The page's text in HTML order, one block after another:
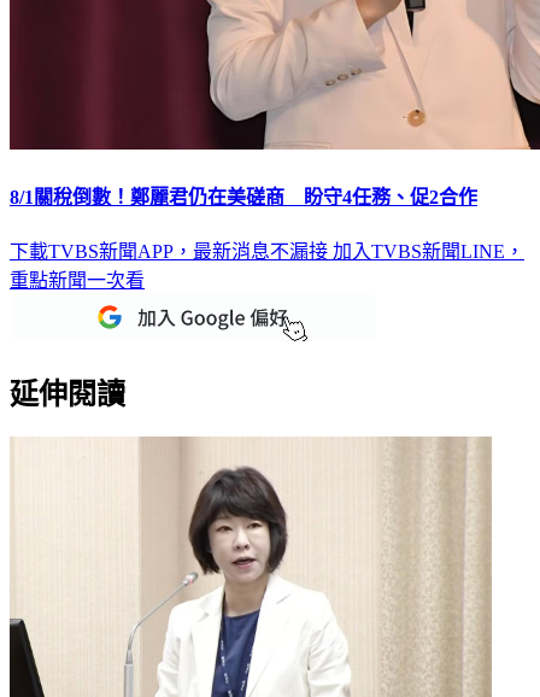
8/1關稅倒數！鄭麗君仍在美磋商 盼守4任務、促2合作
下載TVBS新聞APP，最新消息不漏接 加入TVBS新聞LINE，
重點新聞一次看
延伸閱讀